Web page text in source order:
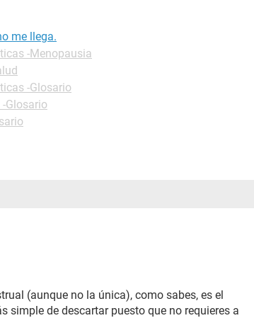
me llega.
-Menopausia
-Glosario
Glosario
(aunque no la única), como sabes, es el
simple de descartar puesto que no requieres a